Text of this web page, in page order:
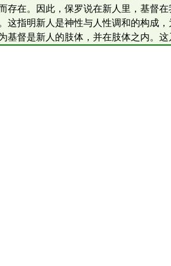
存在。因此，保罗说在新人里，基督
这指明新人是神性与人性调和的构成
基督是新人的肢体，并在肢体之内。